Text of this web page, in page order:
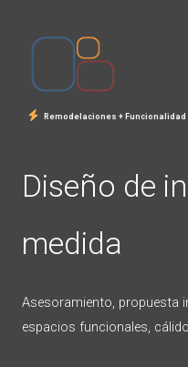
Remodelaciones +
Diseño de
medida
Asesoramiento, propuesta
espacios funcionales,